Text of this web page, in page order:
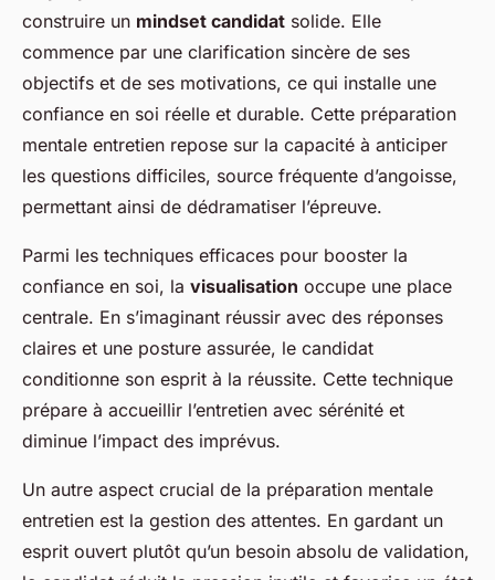
construire un mindset candidat solide. Elle
commence par une clarification sincère de ses
objectifs et de ses motivations, ce qui installe une
confiance en soi réelle et durable. Cette préparation
mentale entretien repose sur la capacité à anticiper
les questions difficiles, source fréquente d’angoisse,
permettant ainsi de dédramatiser l’épreuve.
Parmi les techniques efficaces pour booster la
confiance en soi, la visualisation occupe une place
centrale. En s’imaginant réussir avec des réponses
claires et une posture assurée, le candidat
conditionne son esprit à la réussite. Cette technique
prépare à accueillir l’entretien avec sérénité et
diminue l’impact des imprévus.
Un autre aspect crucial de la préparation mentale
entretien est la gestion des attentes. En gardant un
esprit ouvert plutôt qu’un besoin absolu de validation,